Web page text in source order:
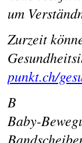
um
Zurzeit
punkt.ch/
B
Baby-